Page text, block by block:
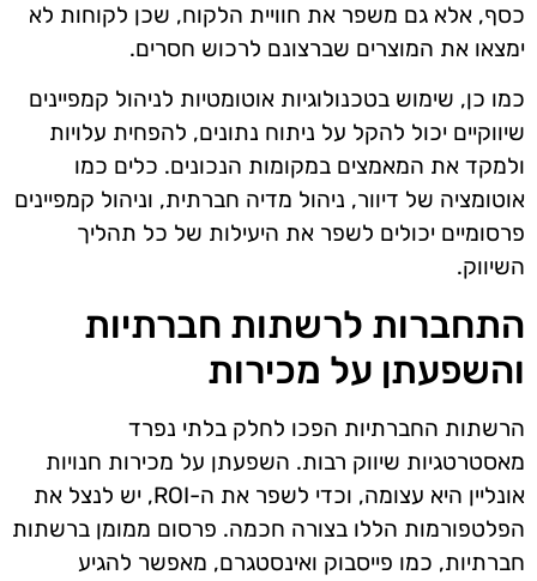
כסף, אלא גם משפר את חוויית הלקוח, שכן לקוחות לא
ימצאו את המוצרים שברצונם לרכוש חסרים.
כמו כן, שימוש בטכנולוגיות אוטומטיות לניהול קמפיינים
שיווקיים יכול להקל על ניתוח נתונים, להפחית עלויות
ולמקד את המאמצים במקומות הנכונים. כלים כמו
אוטומציה של דיוור, ניהול מדיה חברתית, וניהול קמפיינים
פרסומיים יכולים לשפר את היעילות של כל תהליך
השיווק.
התחברות לרשתות חברתיות
והשפעתן על מכירות
הרשתות החברתיות הפכו לחלק בלתי נפרד
מאסטרטגיות שיווק רבות. השפעתן על מכירות חנויות
אונליין היא עצומה, וכדי לשפר את ה-ROI, יש לנצל את
הפלטפורמות הללו בצורה חכמה. פרסום ממומן ברשתות
חברתיות, כמו פייסבוק ואינסטגרם, מאפשר להגיע